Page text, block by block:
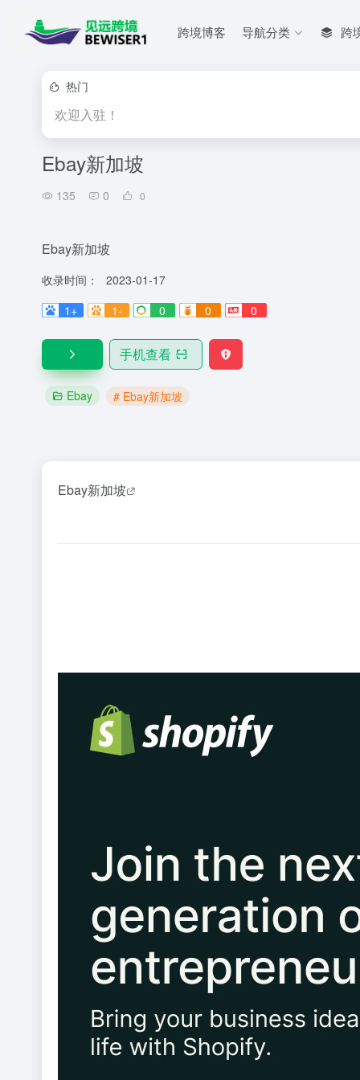
跨境博客 导航分类 跨
热门
欢迎入驻！
Ebay新加坡
135 0 0
Ebay新加坡
收录时间：
2023-01-17
1+
1- 0 0 0
手机查看
Ebay # Ebay新加坡
Ebay新加坡